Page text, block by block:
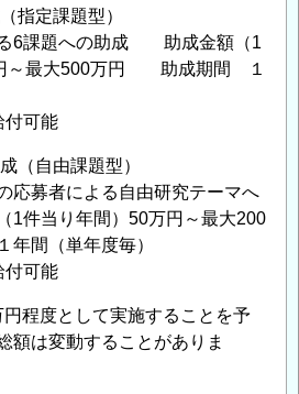
指定課題型）
6課題への助成 助成金額（1
～最大500万円 助成期間 １
可能
（自由課題型）
応募者による自由研究テーマへ
当り年間）50万円～最大200
間（単年度毎）
可能
円程度として実施することを予
額は変動することがありま